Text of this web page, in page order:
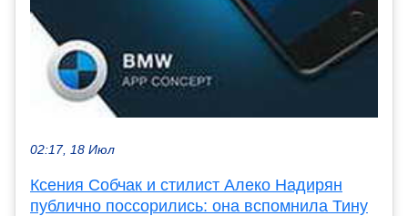
02:17, 18 Июл
Ксения Собчак и стилист Алеко Надирян
публично поссорились: она вспомнила Тину